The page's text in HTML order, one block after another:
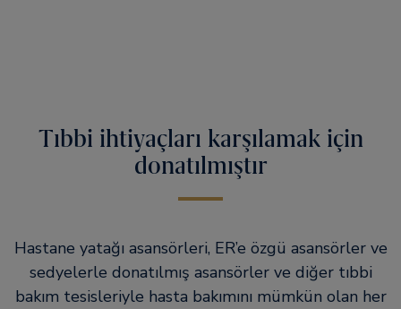
Tıbbi ihtiyaçları karşılamak için
donatılmıştır
Hastane yatağı asansörleri, ER’e özgü asansörler ve
sedyelerle donatılmış asansörler ve diğer tıbbi
bakım tesisleriyle hasta bakımını mümkün olan her